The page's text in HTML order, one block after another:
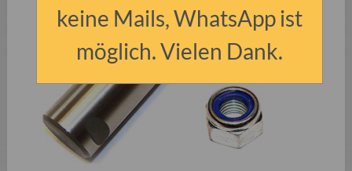
keine Mails, WhatsApp ist
möglich. Vielen Dank.